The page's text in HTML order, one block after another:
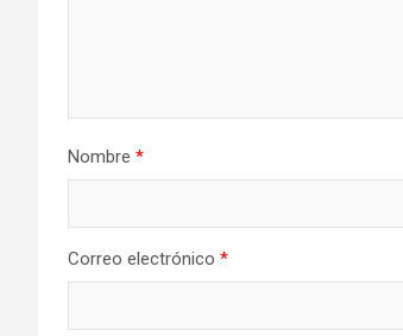
Nombre *
Correo electrónico *